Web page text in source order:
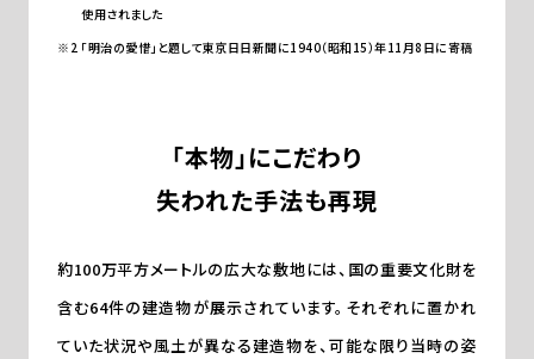
使用されました
「明治の愛惜」と題して東京日日新聞に1940（昭和15）年11月8日に寄稿
「本物」にこだわり
失われた手法も再現
約100万平方メートルの広大な敷地には、国の重要文化財を
含む64件の建造物が展示されています。それぞれに置かれ
ていた状況や風土が異なる建造物を、可能な限り当時の姿